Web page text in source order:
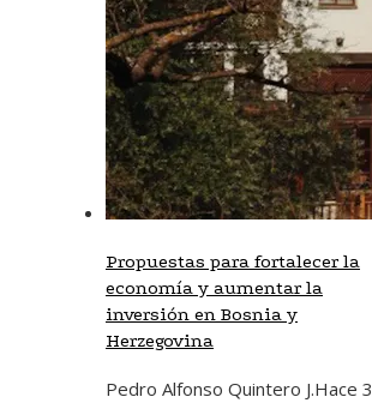
Propuestas para fortalecer la
economía y aumentar la
inversión en Bosnia y
Herzegovina
Pedro Alfonso Quintero J.Hace 3